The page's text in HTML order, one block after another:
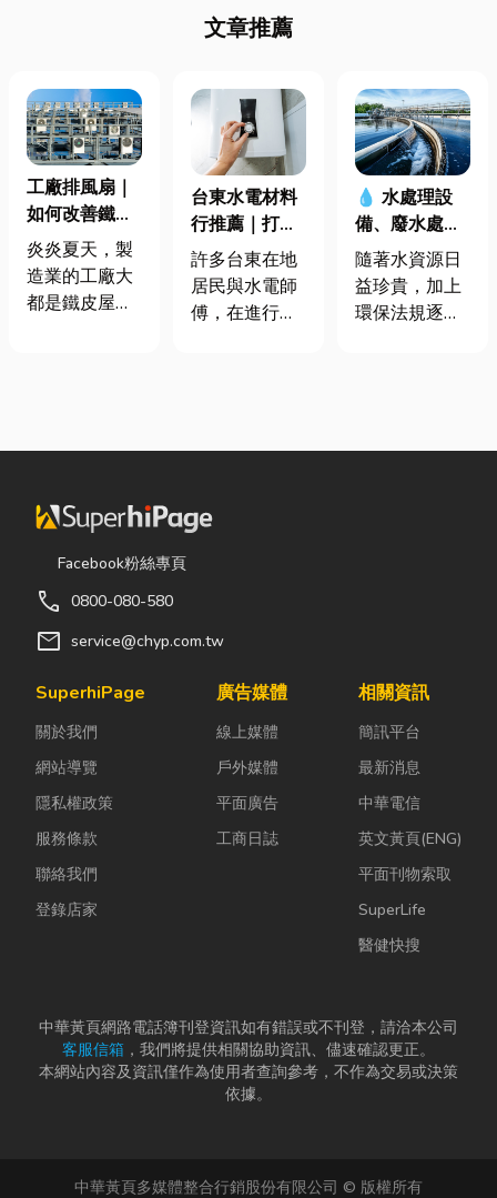
文章推薦
工廠排風扇｜
如何改善鐵皮
屋頂廠房的溫
度
炎炎夏天，製
造業的工廠大
都是鐵皮屋
是最快速心較
以下小編會說
明工廠排風扇
的原理及建議
置。 工廠排風
扇｜改善溫度
的原理 ...
台東水電材料
行推薦｜打造
安全耐用的居
家環境
許多台東在地
居民與水電師
傅，在進行居
料行採購。除
照施工需求，
馬達、衛浴設
關產品。 無論
關、安裝節能
燈具、處...
💧 水處理設
備、廢水處理
工程與回收水
工程完整解析
｜打造高效率
隨著水資源日
益珍貴，加上
環保法規逐漸
資源管理。透
成本，實現節
經營的目標。
本文...
Facebook粉絲專頁
call 0800-080-580
mail service@chyp.com.tw
SuperhiPage
關於我們
網站導覽
隱私權政策
服務條款
聯絡我們
登錄店家
廣告媒體
線上媒體
戶外媒體
平面廣告
工商日誌
相關資訊
簡訊平台
最新消息
中華電信
英文黃頁(ENG)
平面刊物索取
SuperLife
醫健快搜
中華黃頁網路電話簿刊登資訊如有錯誤或不刊登，請洽本公司
客服信箱 ，我們將提供相關協助資訊、儘速確認更正。
本網站內容及資訊僅作為使用者查詢參考，不作為交易或決策
依據。
中華黃頁多媒體整合行銷股份有限公司 © 版權所有